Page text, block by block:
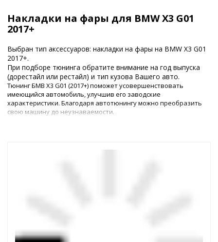
Накладки на фары для BMW X3 G01
2017+
Выбран тип аксессуаров: накладки на фары на BMW X3 G01
2017+.
При подборе тюнинга обратите внимание на год выпуска
(дорестайл или рестайл) и тип кузова Вашего авто.
Тюнинг БМВ Х3 G01 (2017+) поможет усовершенствовать
имеющийся автомобиль, улучшив его заводские
характеристики. Благодаря автотюнингу можно преобразить
свою машину до неузнаваемости.
Чтобы добавить изюминку в экстерьер, можно купить